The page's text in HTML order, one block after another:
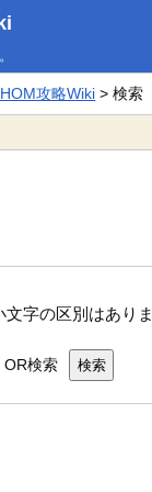
攻略Wiki > 検索
字の区別はあり
OR検索